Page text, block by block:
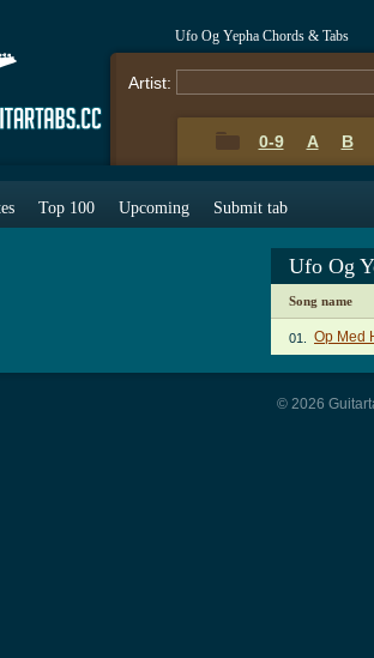
Ufo Og Yepha Chords & Tabs
Artist:
0-9 A B
Top 100 Upcoming Submit tab
Ufo Og
Song name
01. Op Med
© 2026